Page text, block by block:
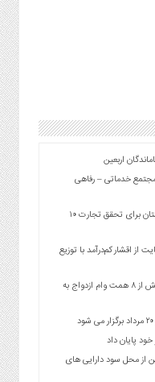
اربعین
خدمات رفاهی جاده‌ای با احداث ۵۹۸ مجتمع خدماتی – رفاهی
امضای یادداشت تفاهم همکاری ایران و پاکستان برای تحقق تجارت ۱۰
از اقشار کم‌درآمد با توزیع
در چهار ماه نخست ۱۴۰۵ رقم خورد؛ پرداخت بیش از ۸ همت وام ازدواج به
پایان داد
از محل سود دارایی های